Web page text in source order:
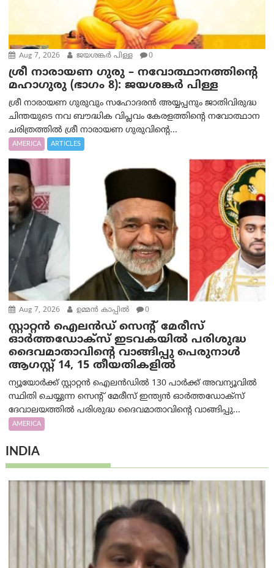
Aug 7, 2026 ജയശങ്കര്‍ പിള്ള 0
ശ്രീ നാരായണ ഗുരു – നവോത്ഥാനത്തിന്റെ
മഹാഗുരു (ഭാഗം 8): ജയശങ്കര്‍ പിള്ള
ശ്രീ നാരായണ ഗുരുവും സഹോദരൻ അയ്യപ്പനും ജാതിവിരുദ്ധ
ചിന്തയുടെ നവ ബൗദ്ധിക വിപ്ലവം കേരളത്തിന്റെ നവോത്ഥാന
ചരിത്രത്തിൽ ശ്രീ നാരായണ ഗുരുവിന്റെ...
AMERICA ARTICLES
Aug 7, 2026 ഉമ്മന്‍ കാപ്പില്‍ 0
സ്റ്റാറ്റൻ ഐലൻഡ് സെന്റ് മേരീസ്
ഓർത്തഡോക്സ് ഇടവകയിൽ പരിശുദ്ധ
ദൈവമാതാവിന്റെ വാങ്ങിപ്പു പെരുനാൾ
ആഗസ്റ്റ് 14, 15 തീയതികളിൽ
ന്യൂയോർക്ക് സ്റ്റാറ്റൻ ഐലൻഡിൽ 130 പാർക്ക് അവന്യൂവിൽ
സ്ഥിതി ചെയ്യുന്ന സെന്റ് മേരീസ് ഇന്ത്യൻ ഓർത്തഡോക്സ്
ദേവാലയത്തിൽ പരിശുദ്ധ ദൈവമാതാവിന്റെ വാങ്ങിപ്പു...
AMERICA
INDIA